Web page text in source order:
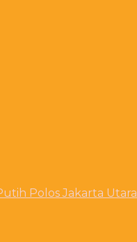
Polos Jakarta Utara